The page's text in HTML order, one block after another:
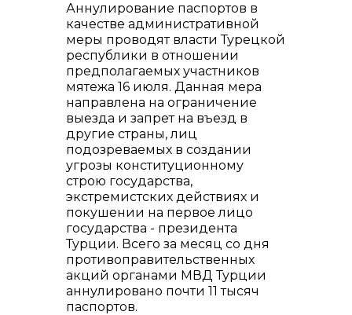
Аннулирование паспортов в
качестве административной
меры проводят власти Турецкой
республики в отношении
предполагаемых участников
мятежа 16 июля. Данная мера
направлена на ограничение
выезда и запрет на въезд в
другие страны, лиц
подозреваемых в создании
угрозы конституционному
строю государства,
экстремистских действиях и
покушении на первое лицо
государства - президента
Турции. Всего за месяц со дня
противоправительственных
акций органами МВД Турции
аннулировано почти 11 тысяч
паспортов.